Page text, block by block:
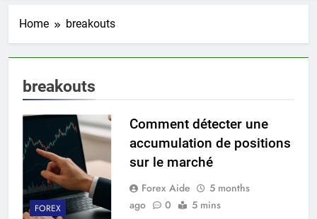
Home breakouts
breakouts
FOREX
Comment détecter une
accumulation de positions
sur le marché
Forex Aide
5 months
ago
0 5 mins